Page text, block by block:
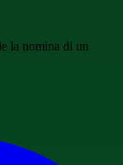
la nomina di un